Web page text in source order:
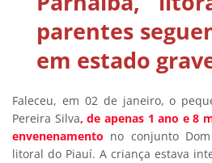
parentes
em estado
Faleceu, em 02 de janeiro, o
Pereira Silva, de apenas 1 ano e 8
envenenamento no conjunto
litoral do Piauí. A criança estava